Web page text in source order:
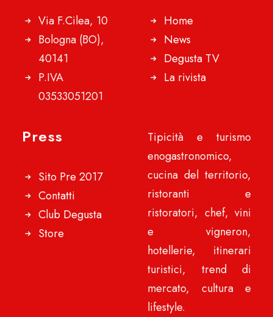
Via F.Cilea, 10
Bologna (BO),
40141
P.IVA
03533051201
Home
News
Degusta TV
La rivista
Press
Sito Pre 2017
Contatti
Club Degusta
Store
Tipicità e turismo
enogastronomico,
cucina del territorio,
ristoranti e
ristoratori, chef, vini
e vigneron,
hotellerie, itinerari
turistici, trend di
mercato, cultura e
lifestyle.